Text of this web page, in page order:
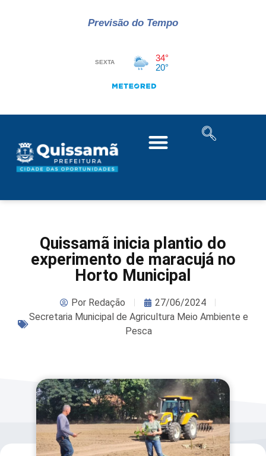
Previsão do Tempo
Quissamã inicia plantio do
experimento de maracujá no
Horto Municipal
PorRedação
27/06/2024
Secretaria Municipal de Agricultura Meio Ambiente e
Pesca